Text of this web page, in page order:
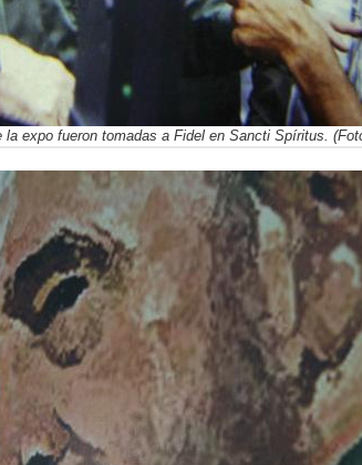
expo fueron tomadas a Fidel en Sancti Spíritus.